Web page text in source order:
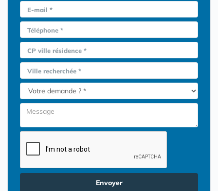
E-mail *
Téléphone *
CP ville résidence *
Ville recherchée *
Envoyer